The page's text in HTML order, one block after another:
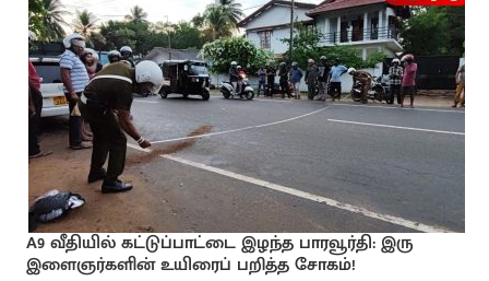
A9 வீதியில் கட்டுப்பாட்டை இழந்த பாரவூர்தி: இரு
இளைஞர்களின் உயிரைப் பறித்த சோகம்!